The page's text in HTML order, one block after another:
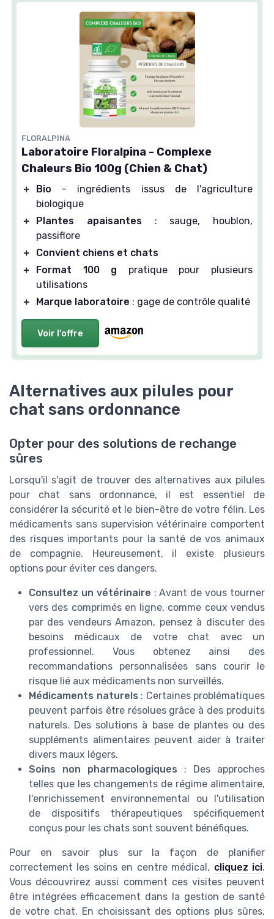
FLORALPINA
Laboratoire Floralpina - Complexe
Chaleurs Bio 100g (Chien & Chat)
＋ Bio - ingrédients issus de l'agriculture
biologique
＋
Plantes apaisantes: sauge, houblon,
passiflore
＋
Convient chiens et chats
＋
Format 100 g pratique pour plusieurs
utilisations
＋
Marque laboratoire : gage de contrôle qualité
Voir l'offre
Alternatives aux pilules pour
chat sans ordonnance
Opter pour des solutions de rechange
sûres
Lorsqu'il s'agit de trouver des alternatives aux pilules
pour chat sans ordonnance, il est essentiel de
considérer la sécurité et le bien-être de votre félin. Les
médicaments sans supervision vétérinaire comportent
des risques importants pour la santé de vos animaux
de compagnie. Heureusement, il existe plusieurs
options pour éviter ces dangers.
Consultez un vétérinaire : Avant de vous tourner
vers des comprimés en ligne, comme ceux vendus
par des vendeurs Amazon, pensez à discuter des
besoins médicaux de votre chat avec un
professionnel. Vous obtenez ainsi des
recommandations personnalisées sans courir le
risque lié aux médicaments non surveillés.
Médicaments naturels : Certaines problématiques
peuvent parfois être résolues grâce à des produits
naturels. Des solutions à base de plantes ou des
suppléments alimentaires peuvent aider à traiter
divers maux légers.
Soins non pharmacologiques : Des approches
telles que les changements de régime alimentaire,
l'enrichissement environnemental ou l'utilisation
de dispositifs thérapeutiques spécifiquement
conçus pour les chats sont souvent bénéfiques.
Pour en savoir plus sur la façon de planifier
correctement les soins en centre médical, cliquez ici.
Vous découvrirez aussi comment ces visites peuvent
être intégrées efficacement dans la gestion de santé
de votre chat. En choisissant des options plus sûres,